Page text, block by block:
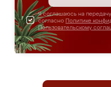
Я соглашаюсь на
согласно Политике
Пользовательскому